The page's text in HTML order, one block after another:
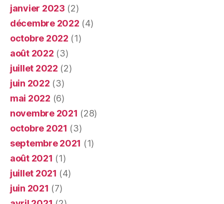
janvier 2023 (2)
décembre 2022 (4)
octobre 2022 (1)
août 2022 (3)
juillet 2022 (2)
juin 2022 (3)
mai 2022 (6)
novembre 2021 (28)
octobre 2021 (3)
septembre 2021 (1)
août 2021 (1)
juillet 2021 (4)
juin 2021 (7)